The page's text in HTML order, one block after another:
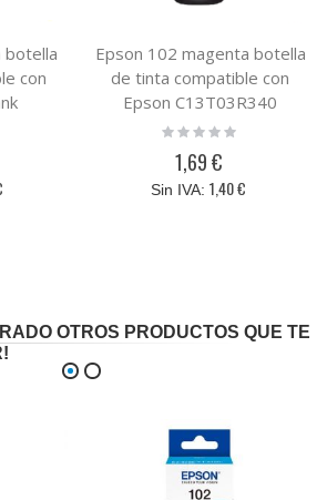
botella
con
Epson 102 magenta botella
de tinta compatible con
Epson C13T03R340
Rating:
1,69 €
1,40 €
OTROS PRODUCTOS QUE TE